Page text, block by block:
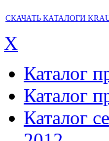
СКАЧАТЬ КАТАЛОГИ
X
Каталог
Каталог
Каталог